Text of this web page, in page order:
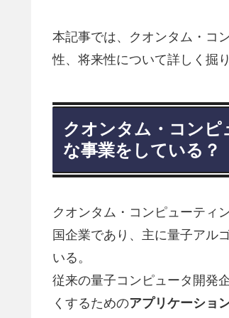
本記事では、クオンタム・コ
性、将来性について詳しく掘
クオンタム・コンピ
な事業をしている？
クオンタム・コンピューティ
国企業であり、主に量子アル
いる。
従来の量子コンピュータ開発
くするためのアプリケーショ